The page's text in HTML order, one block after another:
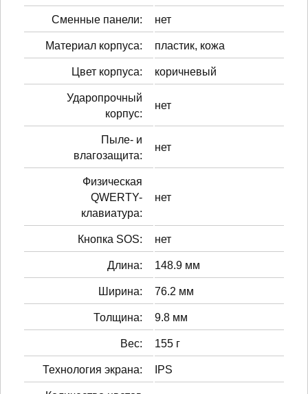
Сменные панели: нет
Материал корпуса: пластик, кожа
Цвет корпуса: коричневый
Ударопрочный
корпус:
нет
Пыле- и
влагозащита:
нет
Физическая
QWERTY-
клавиатура:
нет
Кнопка SOS: нет
Длина: 148.9 мм
Ширина: 76.2 мм
Толщина: 9.8 мм
Вес: 155 г
Технология экрана: IPS